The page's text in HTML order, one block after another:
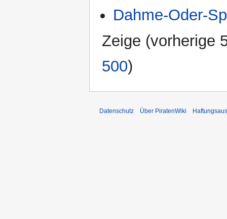
Dahme-Oder-
Zeige (vorherige
500)
Datenschutz Über PiratenWiki